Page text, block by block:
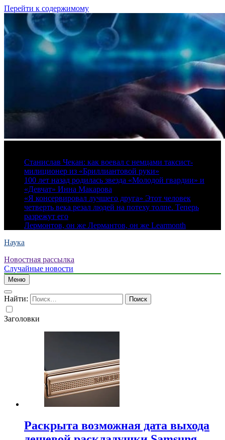
Перейти к содержимому
Станислав Чекан: как воевал с немцами таксист-
милиционер из «Бриллиантовой руки»
100 лет назад родилась звезда «Молодой гвардии» и
«Девчат» Инна Макарова
«Я консервировал лучшего друга» Этот человек
четверть века резал людей на потеху толпе. Теперь
разрежут его
Лермонтов, он же Лермантов, он же Learmonth
Наука
Новостная рассылка
Случайные новости
Меню
Найти:
Заголовки
Раскрыта возможная дата выхода